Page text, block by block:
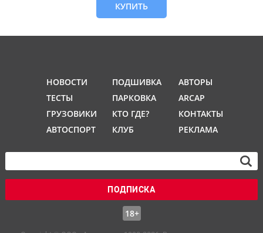
КУПИТЬ
НОВОСТИ
ТЕСТЫ
ГРУЗОВИКИ
АВТОСПОРТ
ПОДШИВКА
ПАРКОВКА
КТО ГДЕ?
КЛУБ
АВТОРЫ
ARCAP
КОНТАКТЫ
РЕКЛАМА
ПОДПИСКА
18+